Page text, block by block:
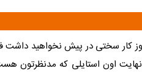
کار سختی در پیش نخواهید داشت
نهایت اون استایلی که مدنظرتون